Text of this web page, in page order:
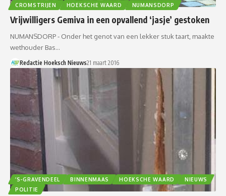
CROMSTRIJEN HOEKSCHE WAARD NUMANSDORP
Vrijwilligers Gemiva in een opvallend ‘jasje’ gestoken
NUMANSDORP - Onder het genot van een lekker stuk taart, maakte
wethouder Bas…
Redactie Hoeksch Nieuws21 maart 2016
’S-GRAVENDEEL BINNENMAAS HOEKSCHE WAARD
NIEUWS
POLITIE